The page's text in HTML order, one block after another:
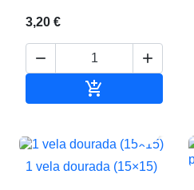
3,20 €
 

1 vela dourada (15×15)